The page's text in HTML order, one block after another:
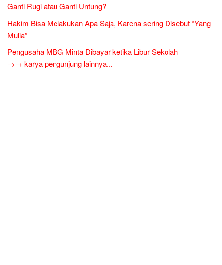
Ganti Rugi atau Ganti Untung?
Hakim Bisa Melakukan Apa Saja, Karena sering Disebut “Yang
Mulia”
Pengusaha MBG Minta Dibayar ketika Libur Sekolah
→→ karya pengunjung lainnya...